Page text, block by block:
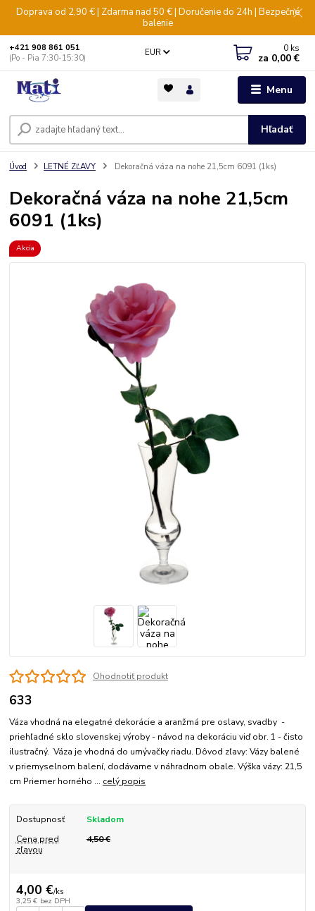
Doprava od 2,90 € | Zdarma nad 50 € | Doručenie do 24h | Bezpečné
balenie
Menu
EUR
Hľadať
+421 908 861 051
(Po - Pia 7:30-15:30)
0 ks
za 0,00 €
Úvod LETNÉ ZĽAVY Dekoračná váza na nohe 21,5cm 6091 (1ks)
Dekoračná váza na nohe 21,5cm
6091 (1ks)
Akcia
Ohodnotiť produkt
633
Váza vhodná na elegatné dekorácie a aranžmá pre oslavy, svadby -
priehľadné sklo slovenskej výroby - návod na dekoráciu viď obr. 1 - čisto
ilustračný. Váza je vhodná do umývačky riadu. Dôvod zľavy: Vázy balené
v priemyselnom balení, dodávame v náhradnom obale. Výška vázy: 21,5
cm Priemer horného ... celý popis
Dostupnosť
Skladom
Cena pred
zľavou
4,50 €
4,00 €/ks
3,25 € bez DPH